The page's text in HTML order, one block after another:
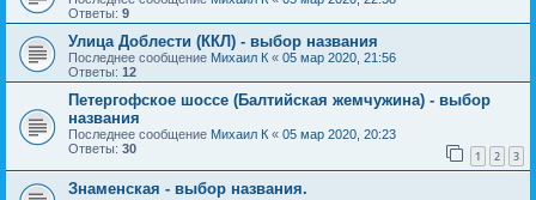
Ответы: 9
Улица Доблести (ККЛ) - выбор названия
Последнее сообщение Михаил К « 05 мар 2020, 21:56
Ответы: 12
Петергофское шоссе (Балтийская жемчужина) - выбор
названия
Последнее сообщение Михаил К « 05 мар 2020, 20:23
Ответы: 30 1 2 3
Знаменская - выбор названия.